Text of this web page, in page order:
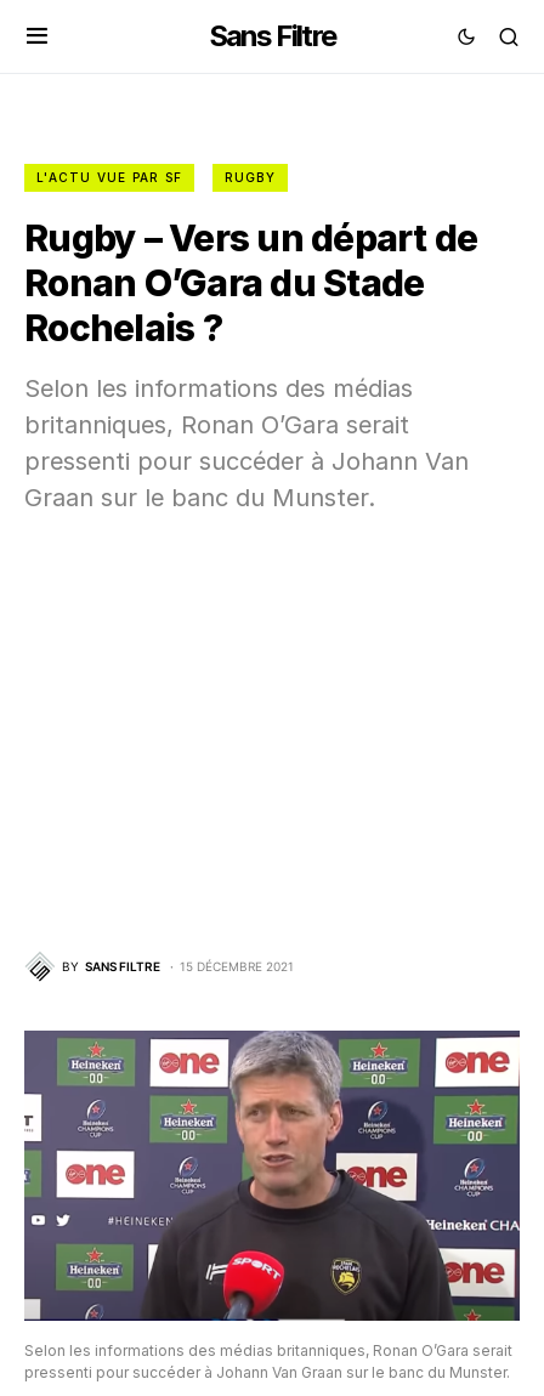
Sans Filtre
L'ACTU VUE PAR SF RUGBY
Rugby – Vers un départ de
Ronan O’Gara du Stade
Rochelais ?
Selon les informations des médias
britanniques, Ronan O’Gara serait
pressenti pour succéder à Johann Van
Graan sur le banc du Munster.
BY SANS FILTRE 15 DÉCEMBRE 2021
Selon les informations des médias britanniques, Ronan O’Gara serait
pressenti pour succéder à Johann Van Graan sur le banc du Munster.